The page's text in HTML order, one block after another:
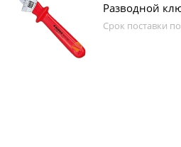
Разводной
Срок поставки